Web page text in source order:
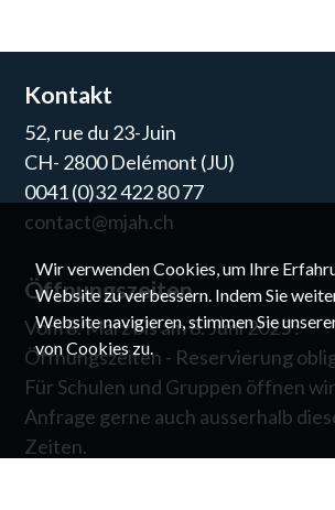
Kontakt
52, rue du 23-Juin
CH- 2800 Delémont (JU)
0041 (0)32 422 80 77
contact@mjah.ch
Öffnungszeiten
Vom 8. März bis am 8. Juni 2025 :
Öffnungszeiten - Reservierung
Für Schulen und Gruppen öffnen
Anfrage gerne auch ausserhalb
Zeiten.
Wir verwenden Cookies, um Ihre
Website zu verbessern. Indem Sie
Website navigieren, stimmen Sie
von Cookies zu.